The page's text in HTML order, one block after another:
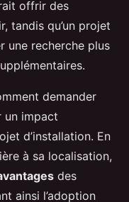
offrir des
tandis qu’un projet
une recherche plus
demander
un impact
d’installation. En
à sa localisation,
des
ainsi l’adoption